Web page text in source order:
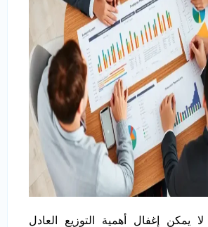
يمكن إغفال أهمية التوزيع العادل